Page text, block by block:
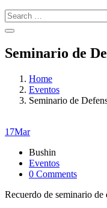
Search
for:
Seminario de
Home
Eventos
Seminario de
17Mar
Bushin
Eventos
0 Comments
Recuerdo de seminario de